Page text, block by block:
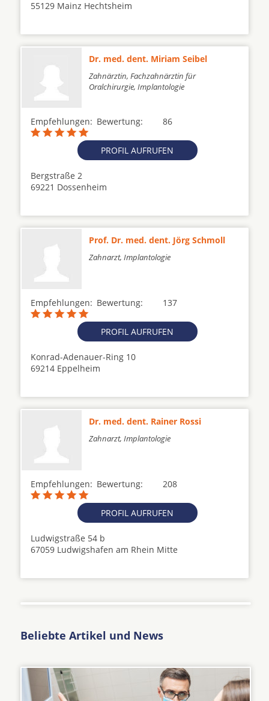
55129 Mainz Hechtsheim
Dr. med. dent. Miriam Seibel
Zahnärztin, Fachzahnärztin für
Oralchirurgie, Implantologie
Empfehlungen: 86
Bewertung:
PROFIL AUFRUFEN
Bergstraße 2
69221 Dossenheim
Prof. Dr. med. dent. Jörg Schmoll
Zahnarzt, Implantologie
Empfehlungen: 137
Bewertung:
PROFIL AUFRUFEN
Konrad-Adenauer-Ring 10
69214 Eppelheim
Dr. med. dent. Rainer Rossi
Zahnarzt, Implantologie
Empfehlungen: 208
Bewertung:
PROFIL AUFRUFEN
Ludwigstraße 54 b
67059 Ludwigshafen am Rhein Mitte
Beliebte Artikel und News